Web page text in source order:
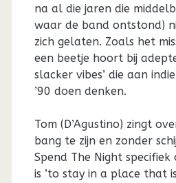
na al die jaren die
waar de band ontstond)
zich gelaten. Zoals het
een beetje hoort bij
slacker vibes’ die aan
’90 doen denken.
Tom (D’Agustino) zingt
bang te zijn en zonder
Spend The Night
is ’to stay in a place that